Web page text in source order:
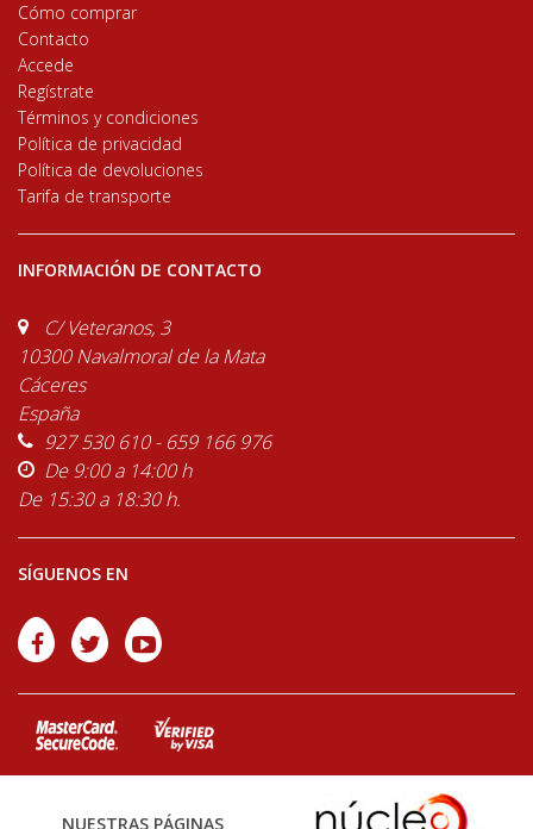
Cómo comprar
Contacto
Accede
Regístrate
Términos y condiciones
Política de privacidad
Política de devoluciones
Tarifa de transporte
INFORMACIÓN DE CONTACTO
C/ Veteranos, 3
10300 Navalmoral de la Mata
Cáceres
España
927 530 610 - 659 166 976
De 9:00 a 14:00 h
De 15:30 a 18:30 h.
SÍGUENOS EN
NUESTRAS PÁGINAS